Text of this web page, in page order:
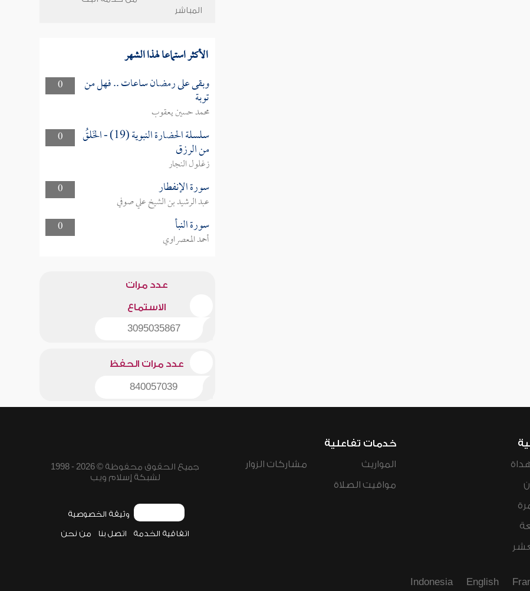
المباشر
الأكثر استماعا لهذا الشهر
0 وبقى على رمضان ساعات .. فهل من
توبة
محمد حسين يعقوب
0
سلسلة الحضارة النبوية (19) - الخَلقُ
من الرزق
زغلول النجار
0
سورة الإنفطار
عبد الرشيد بن الشيخ علي صوفي
0
سورة النبأ
أحمد المعصراوي
عدد مرات
الاستماع
3095035867
عدد مرات الحفظ
840057039
خدمات تفاعلية
المواريث
مواقيت الصلاة
مشاركات الزوار
جميع الحقوق محفوظة © 2026 - 1998
لشبكة إسلام ويب
وثيقة الخصوصية
اتفاقية الخدمة اتصل بنا من نحن
English
Indonesia